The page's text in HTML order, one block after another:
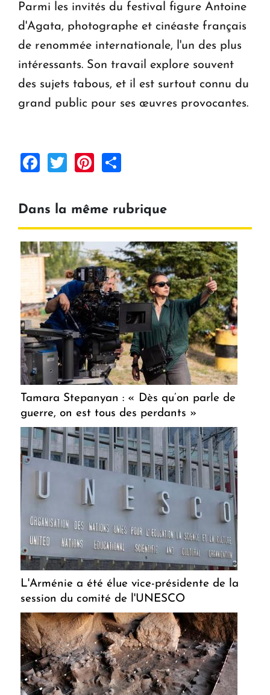
Parmi les invités du festival figure Antoine
d'Agata, photographe et cinéaste français
de renommée internationale, l'un des plus
intéressants. Son travail explore souvent
des sujets tabous, et il est surtout connu du
grand public pour ses œuvres provocantes.
Facebook
TwitterPinterest
Dans la même rubrique
Tamara Stepanyan : « Dès qu’on parle de
guerre, on est tous des perdants »
L'Arménie a été élue vice-présidente de la
session du comité de l'UNESCO